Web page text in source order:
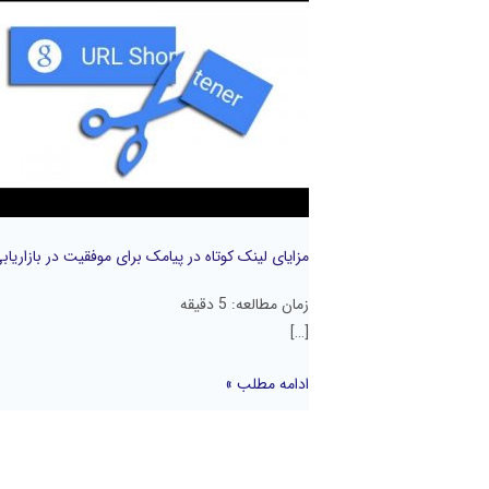
مزایای لینک کوتاه در پیامک برای موفقیت در
زمان مطالعه: 5 دقیقه
[…]
پیامک
در
بازاریابی
ادامه مطلب »